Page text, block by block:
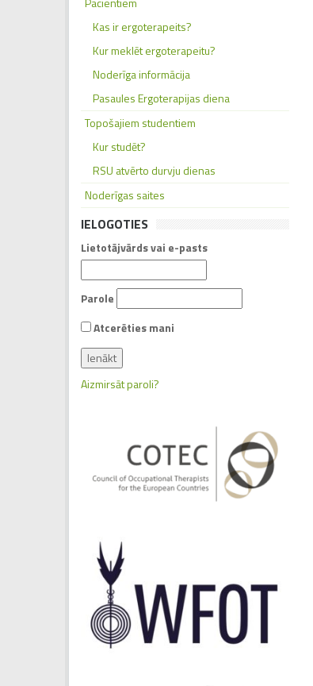
Kas ir ergoterapeits?
Kur meklēt ergoterapeitu?
Noderīga informācija
Pasaules Ergoterapijas diena
Topošajiem studentiem
Kur studēt?
RSU atvērto durvju dienas
Noderīgas saites
IELOGOTIES
Lietotājvārds vai e-pasts
Parole
Atcerēties mani
Aizmirsāt paroli?